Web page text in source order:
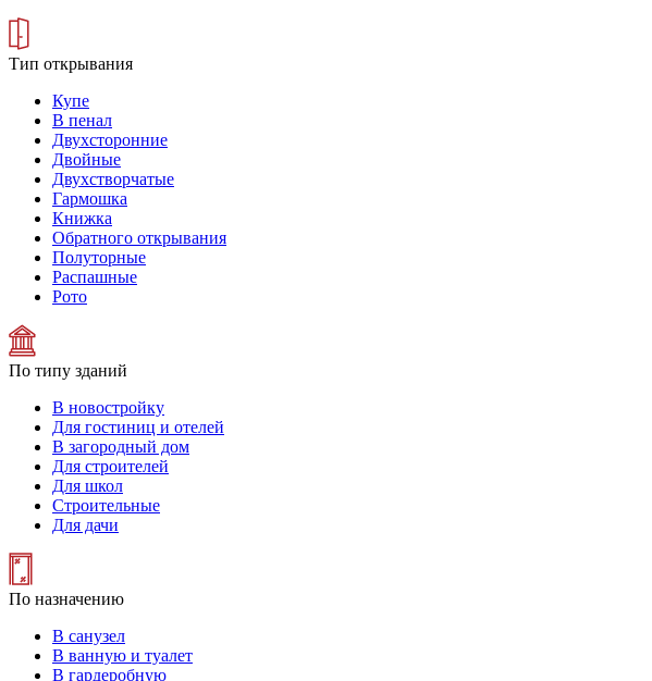
Тип открывания
Купе
В пенал
Двухсторонние
Двойные
Двухстворчатые
Гармошка
Книжка
Обратного открывания
Полуторные
Распашные
Рото
По типу зданий
В новостройку
Для гостиниц и отелей
В загородный дом
Для строителей
Для школ
Строительные
Для дачи
По назначению
В санузел
В ванную и туалет
В гардеробную